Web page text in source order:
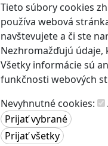
Tieto súbory cookies
používa webová
navštevujete a či ste
Nezhromažďujú
Všetky informácie sú
funkčnosti webových
Nevyhnutné cookies: